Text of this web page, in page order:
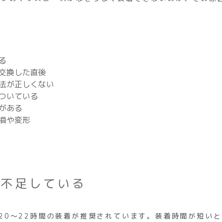
換した直後
が正しくない
いている
ある
や変形
足している
〜22時間の装着が推奨されています。装着時間が短い